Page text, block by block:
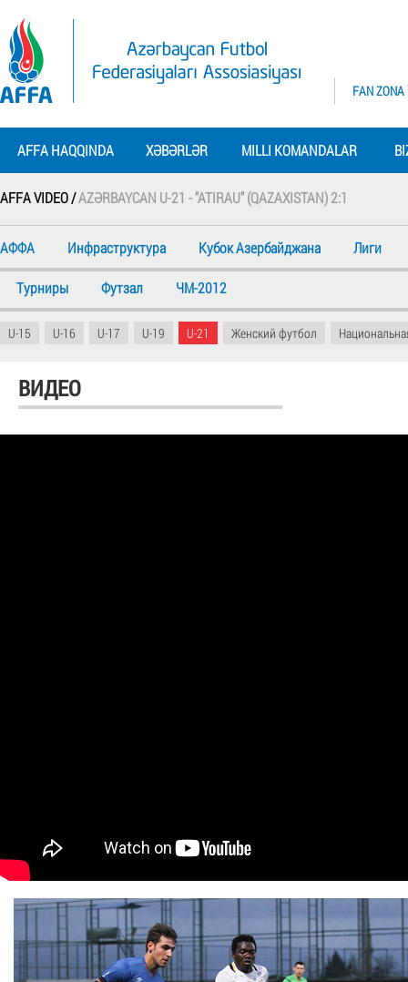
FAN ZONA
AFFA HAQQINDA XƏBƏRLƏR MILLI KOMANDALAR
AFFA VIDEO /AZƏRBAYCAN U-21 - "ATIRAU" (QAZAXISTAN) 2:1
АФФА Инфраструктура Кубок Азербайджана Лиги
Турниры Футзал ЧМ-2012
U-15 U-16 U-17 U-19 U-21 Женский футбол
ВИДЕО